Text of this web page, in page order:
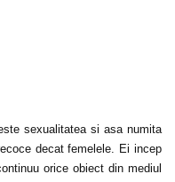
sexualitatea si asa numita
decat femelele. Ei incep
orice obiect din mediul